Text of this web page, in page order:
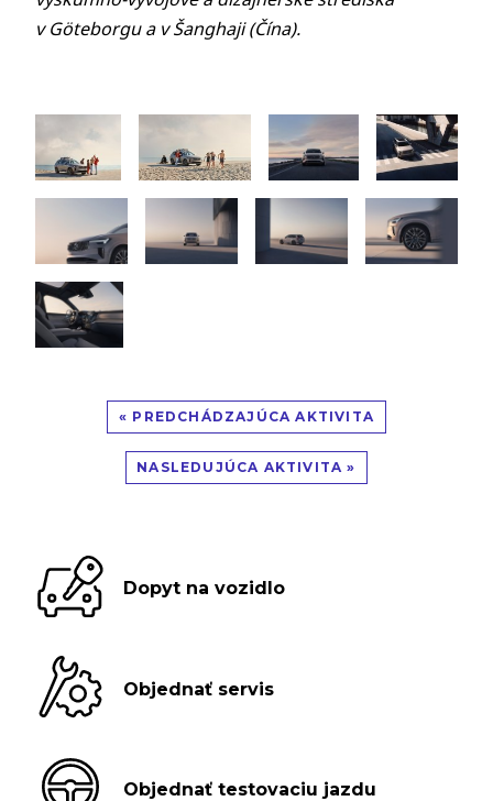
v Göteborgu a v Šanghaji (Čína).
« PREDCHÁDZAJÚCA AKTIVITA
NASLEDUJÚCA AKTIVITA »
Dopyt na vozidlo
Objednať servis
Objednať testovaciu jazdu